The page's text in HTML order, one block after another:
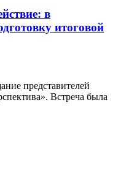
в
итоговой
представителей
Встреча была